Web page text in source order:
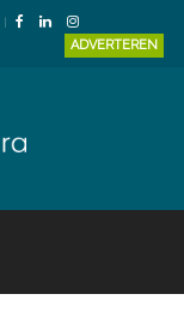
ADVERTEREN